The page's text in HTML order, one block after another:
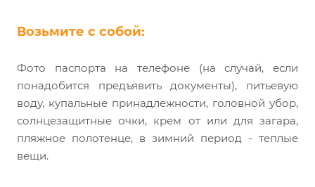
Возьмите с собой:
Фото паспорта на телефоне (на случай, если
понадобится предъявить документы), питьевую
воду, купальные принадлежности, головной убор,
солнцезащитные очки, крем от или для загара,
пляжное полотенце, в зимний период - теплые
вещи.